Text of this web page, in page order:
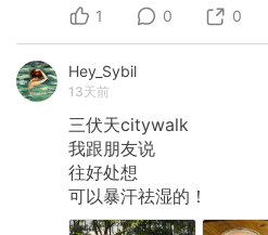
1 0 0
Hey_Sybil
13天前
三伏天citywalk
我跟朋友说
往好处想
可以暴汗祛湿的！